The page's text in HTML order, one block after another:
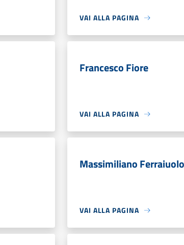
VAI ALLA PAGINA
Francesco Fiore
VAI ALLA PAGINA
Massimiliano Ferraiuolo
VAI ALLA PAGINA